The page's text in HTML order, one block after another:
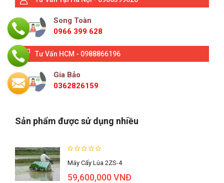
Song Toàn
0966 399 628
Tư Vấn HCM - 0988866196
Gia Bảo
0362826159
Sản phẩm được sử dụng nhiều
Máy Cấy Lúa 2ZS-4
59,600,000 VNĐ